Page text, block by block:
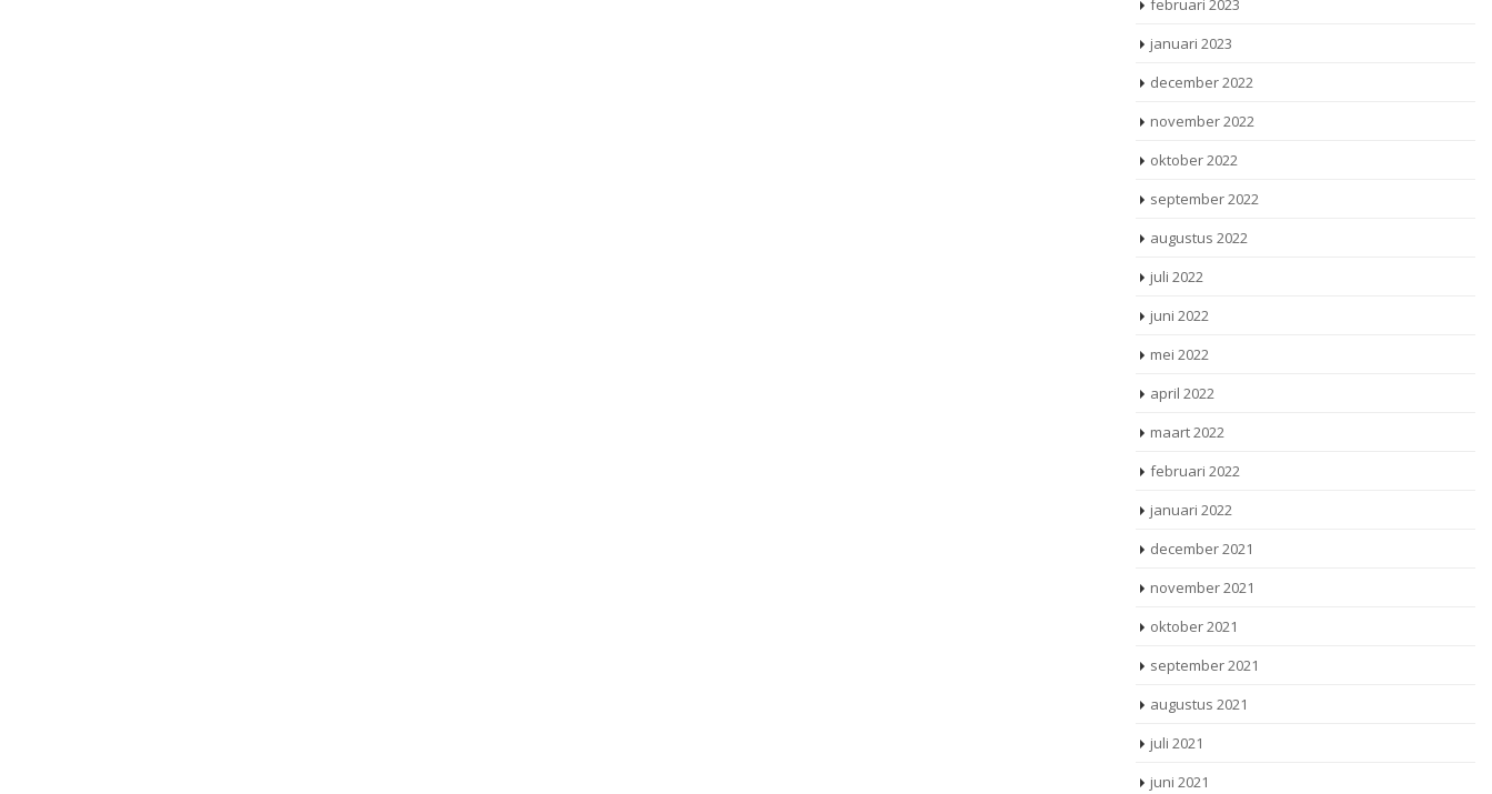
februari 2023
januari 2023
december 2022
november 2022
oktober 2022
september 2022
augustus 2022
juli 2022
juni 2022
mei 2022
april 2022
maart 2022
februari 2022
januari 2022
december 2021
november 2021
oktober 2021
september 2021
augustus 2021
juli 2021
juni 2021